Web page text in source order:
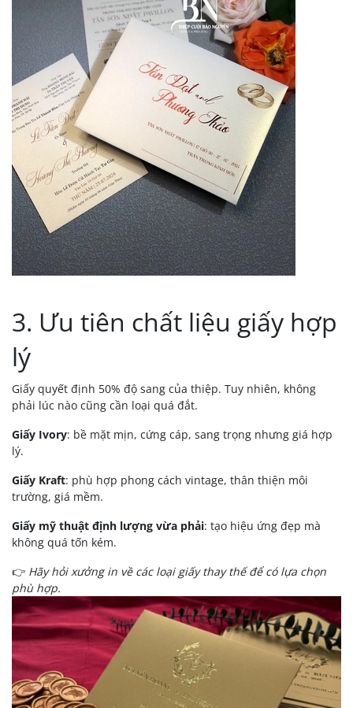
3. Ưu tiên chất liệu giấy hợp
lý
Giấy quyết định 50% độ sang của thiệp. Tuy nhiên, không
phải lúc nào cũng cần loại quá đắt.
Giấy Ivory: bề mặt mịn, cứng cáp, sang trọng nhưng giá hợp
lý.
Giấy Kraft: phù hợp phong cách vintage, thân thiện môi
trường, giá mềm.
Giấy mỹ thuật định lượng vừa phải: tạo hiệu ứng đẹp mà
không quá tốn kém.
👉 Hãy hỏi xưởng in về các loại giấy thay thế để có lựa chọn
phù hợp.